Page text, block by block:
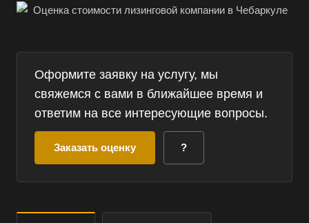
Оформите заявку на услугу, мы
свяжемся с вами в ближайшее время и
ответим на все интересующие вопросы.
Заказать оценку ?